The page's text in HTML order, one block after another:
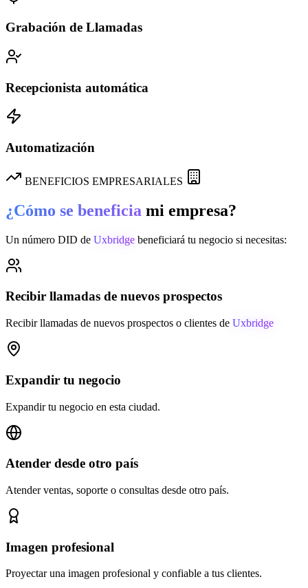
Grabación de Llamadas
Recepcionista automática
Automatización
BENEFICIOS EMPRESARIALES
¿Cómo se beneficia mi empresa?
Un número DID de Uxbridge beneficiará tu negocio si necesitas:
Recibir llamadas de nuevos prospectos
Recibir llamadas de nuevos prospectos o clientes de Uxbridge
Expandir tu negocio
Expandir tu negocio en esta ciudad.
Atender desde otro país
Atender ventas, soporte o consultas desde otro país.
Imagen profesional
Proyectar una imagen profesional y confiable a tus clientes.